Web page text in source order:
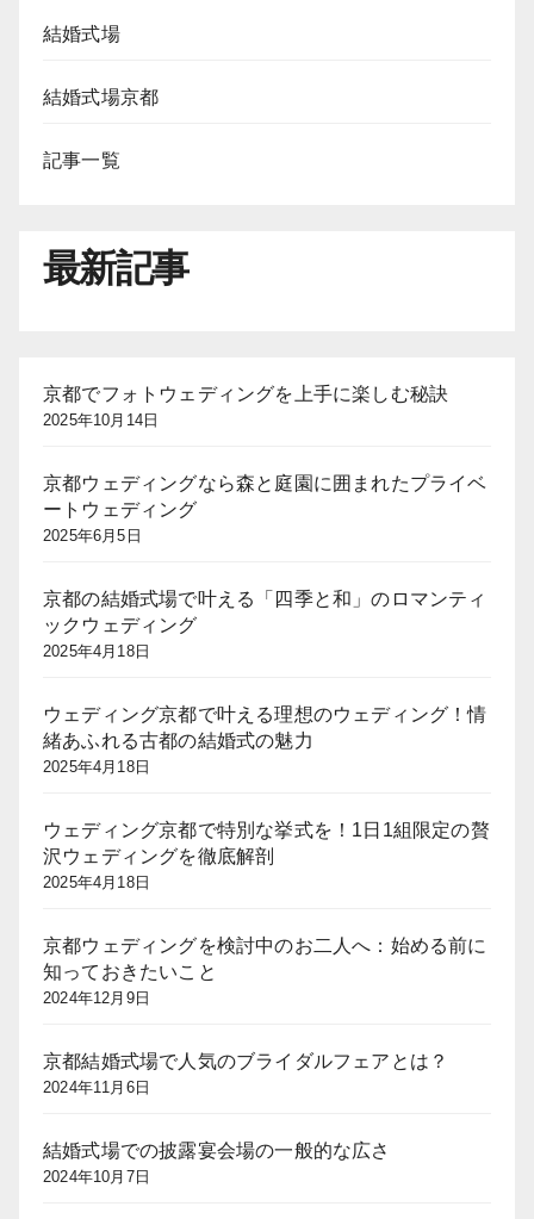
結婚式場
結婚式場京都
記事一覧
最新記事
京都でフォトウェディングを上手に楽しむ秘訣
2025年10月14日
京都ウェディングなら森と庭園に囲まれたプライベ
ートウェディング
2025年6月5日
京都の結婚式場で叶える「四季と和」のロマンティ
ックウェディング
2025年4月18日
ウェディング京都で叶える理想のウェディング！情
緒あふれる古都の結婚式の魅力
2025年4月18日
ウェディング京都で特別な挙式を！1日1組限定の贅
沢ウェディングを徹底解剖
2025年4月18日
京都ウェディングを検討中のお二人へ：始める前に
知っておきたいこと
2024年12月9日
京都結婚式場で人気のブライダルフェアとは？
2024年11月6日
結婚式場での披露宴会場の一般的な広さ
2024年10月7日